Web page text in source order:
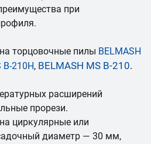
при
торцовочные пилы BELMASH
B-210H, BELMASH MS B-210.
расширений
прорези.
циркулярные или
диаметр — 30 мм,